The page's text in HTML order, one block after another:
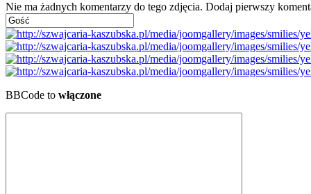
Nie ma żadnych komentarzy do tego zdjęcia. Dodaj pierwszy
BBCode to włączone